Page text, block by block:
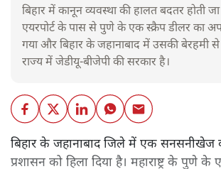
बिहार में कानून व्यवस्था की हालत बदतर होती
एयरपोर्ट के पास से पुणे के एक स्क्रैप डीलर का
गया और बिहार के जहानाबाद में उसकी बेरहमी से
राज्य में जेडीयू-बीजेपी की सरकार है।
बिहार के जहानाबाद जिले में एक सनसनीखेज
प्रशासन को हिला दिया है। महाराष्ट्र के पुणे के